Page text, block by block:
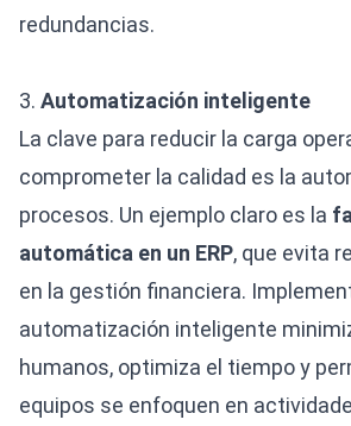
redundancias.
3. Automatización inteligente
La clave para reducir la carga
comprometer la calidad es la
procesos. Un ejemplo claro es la
automática en un ERP, que evita
en la gestión financiera.
automatización inteligente
humanos, optimiza el tiempo y
equipos se enfoquen en